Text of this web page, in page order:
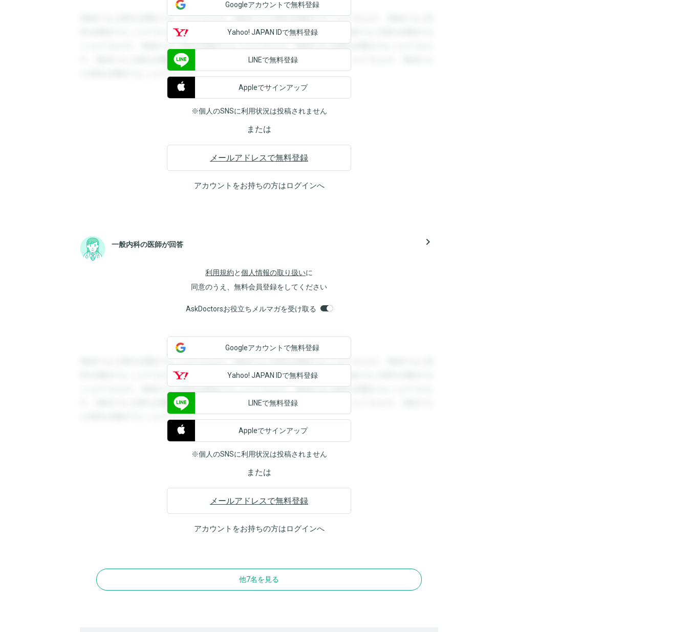
登録すると回答を閲覧することができます。登録すると回答を閲覧することができます。登録すると回
答を閲覧することができます。登録すると回答を閲覧することができます。登録すると回答を閲覧する
ことができます。登録すると回答を閲覧することができます。登録すると回答を閲覧することができま
す。登録すると回答を閲覧することができます。登録すると回答を閲覧することができます。登録する
と回答を閲覧することができます。
Googleアカウントで無料登録
Yahoo! JAPAN IDで無料登録
LINEで無料登録
Appleでサインアップ
※個人のSNSに利用状況は投稿されません
または
メールアドレスで無料登録
アカウントをお持ちの方はログインへ
一般内科の医師が回答 navigate_next
利用規約と個人情報の取り扱いに
同意のうえ、無料会員登録をしてください
AskDoctorsお役立ちメルマガを受け取る
登録すると回答を閲覧することができます。登録すると回答を閲覧することができます。登録すると回
答を閲覧することができます。登録すると回答を閲覧することができます。登録すると回答を閲覧する
ことができます。登録すると回答を閲覧することができます。登録すると回答を閲覧することができま
す。登録すると回答を閲覧することができます。登録すると回答を閲覧することができます。登録する
と回答を閲覧することができます。
Googleアカウントで無料登録
Yahoo! JAPAN IDで無料登録
LINEで無料登録
Appleでサインアップ
※個人のSNSに利用状況は投稿されません
または
メールアドレスで無料登録
アカウントをお持ちの方はログインへ
他7名を見る